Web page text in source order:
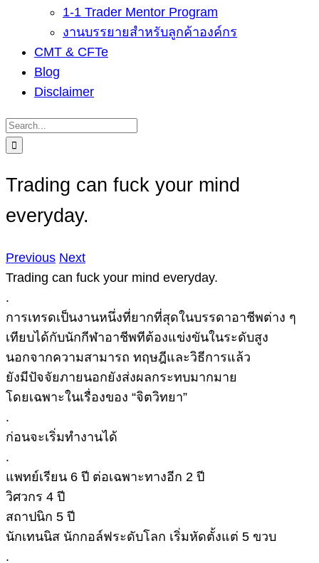
1-1 Trader Mentor Program
งานบรรยายสำหรับลูกค้าองค์กร
CMT & CFTe
Blog
Disclaimer
Search
for:
Trading can fuck your mind
everyday.
Previous Next
Trading can fuck your mind everyday.
.
การเทรดเป็นงานหนึ่งที่ยากที่สุดในบรรดาอาชีพต่าง ๆ
เทียบได้กับนักกีฬาอาชีพทีต้องแข่งขันในระดับสูง
นอกจากความสามารถ ทฤษฎีและวิธีการแล้ว
ยังมีปัจจัยภายนอกยังส่งผลกระทบมากมาย
โดยเฉพาะในเรื่องของ “จิตวิทยา”
.
ก่อนจะเริ่มทำงานได้
.
แพทย์เรียน 6 ปี ต่อเฉพาะทางอีก 2 ปี
วิศวกร 4 ปี
สถาปนิก 5 ปี
นักเทนนิส นักกอล์ฟระดับโลก เริ่มหัดตั้งแต่ 5 ขวบ
.